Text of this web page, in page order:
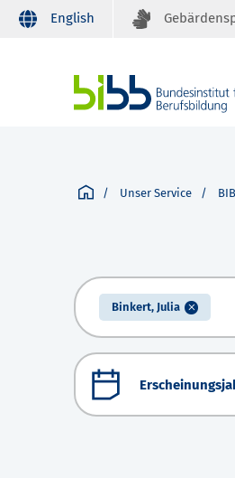
English
Unser Service
Binkert, Julia